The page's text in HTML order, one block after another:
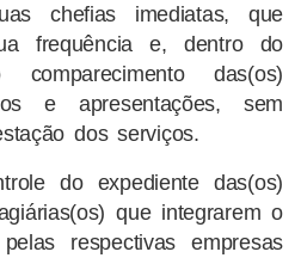
chefias imediatas, que
frequência e, dentro do
das(os)
e apresentações, sem
dos serviços.
do expediente das(os)
que integrarem o
respectivas empresas